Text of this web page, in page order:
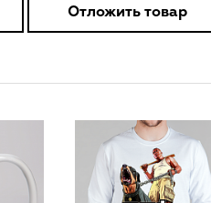
Отложить товар